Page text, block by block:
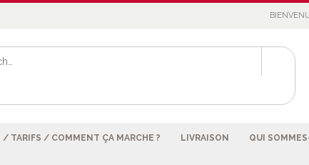
/ TARIFS / COMMENT ÇA MARCHE ? LIVRAISON QUI